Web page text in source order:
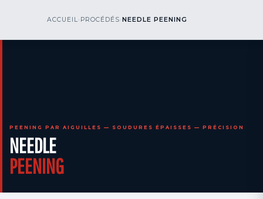
nos NOUS APPELER AOG 24/7
PEENING PAR AIGUILLES — SOUDURES ÉPAISSES — PRÉCISION
NEEDLE
PEENING
ACCUEIL PROCÉDÉS NEEDLE PEENING